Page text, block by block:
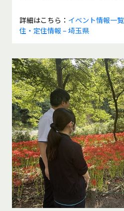
詳細はこちら： イベント情報一
住・定住情報 – 埼玉県